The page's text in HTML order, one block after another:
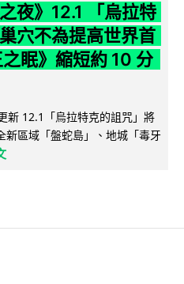
夜》12.1 「烏拉特
穴不為提高世界首
眠》縮短約 10 分
新 12.1「烏拉特克的詛咒」將
區域「盤蛇島」、地城「毒牙